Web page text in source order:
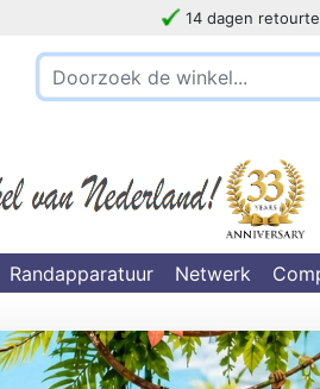
!!!!! LET OP!!!
Randapparatuur Netwerk